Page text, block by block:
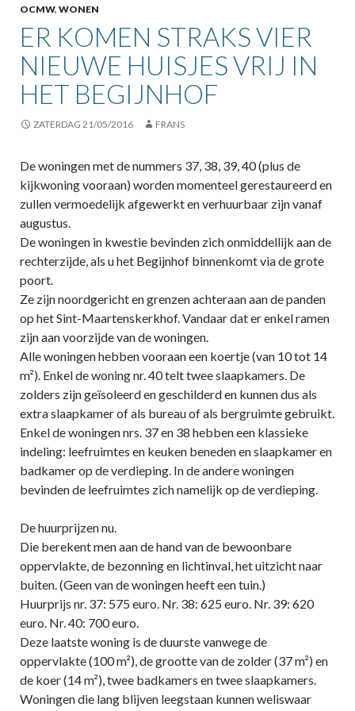
OCMW, WONEN
ER KOMEN STRAKS VIER
NIEUWE HUISJES VRIJ IN
HET BEGIJNHOF
ZATERDAG 21/05/2016 FRANS
De woningen met de nummers 37, 38, 39, 40 (plus de
kijkwoning vooraan) worden momenteel gerestaureerd en
zullen vermoedelijk afgewerkt en verhuurbaar zijn vanaf
augustus.
De woningen in kwestie bevinden zich onmiddellijk aan de
rechterzijde, als u het Begijnhof binnenkomt via de grote
poort.
Ze zijn noordgericht en grenzen achteraan aan de panden
op het Sint-Maartenskerkhof. Vandaar dat er enkel ramen
zijn aan voorzijde van de woningen.
Alle woningen hebben vooraan een koertje (van 10 tot 14
m²). Enkel de woning nr. 40 telt twee slaapkamers. De
zolders zijn geïsoleerd en geschilderd en kunnen dus als
extra slaapkamer of als bureau of als bergruimte gebruikt.
Enkel de woningen nrs. 37 en 38 hebben een klassieke
indeling: leefruimtes en keuken beneden en slaapkamer en
badkamer op de verdieping. In de andere woningen
bevinden de leefruimtes zich namelijk op de verdieping.
De huurprijzen nu.
Die berekent men aan de hand van de bewoonbare
oppervlakte, de bezonning en lichtinval, het uitzicht naar
buiten. (Geen van de woningen heeft een tuin.)
Huurprijs nr. 37: 575 euro. Nr. 38: 625 euro. Nr. 39: 620
euro. Nr. 40: 700 euro.
Deze laatste woning is de duurste vanwege de
oppervlakte (100 m²), de grootte van de zolder (37 m²) en
de koer (14 m²), twee badkamers en twee slaapkamers.
Woningen die lang blijven leegstaan kunnen weliswaar